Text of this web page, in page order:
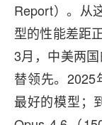
Report）。从
型的性能差距
3月，中美两
替领先。2025
最好的模型；